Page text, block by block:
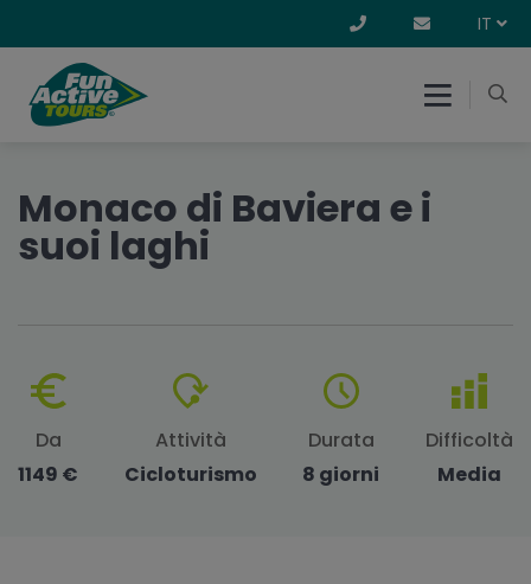
IT
Monaco di Baviera e i
suoi laghi
Da
1149 €
Attività
Cicloturismo
Durata
8 giorni
Difficoltà
Media